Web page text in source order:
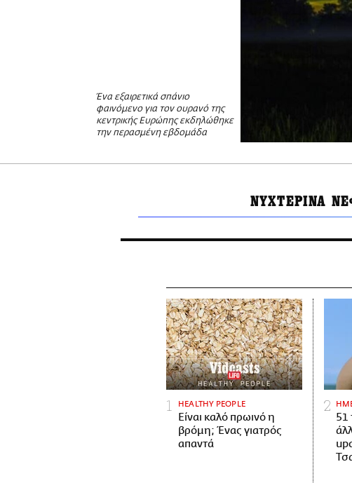
Ένα εξαιρετικά σπάνιο
φαινόμενο για τον ουρανό της
κεντρικής Ευρώπης εκδηλώθηκε
την περασμένη εβδομάδα
ΝΥΧΤΕΡΙΝΑ
HEALTHY PEOPLE
Είναι καλό πρωινό η
βρόμη; Ένας γιατρός
απαντά
51